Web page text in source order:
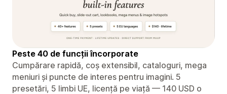
Peste 40 de funcții încorporate
Cumpărare rapidă, coș extensibil, cataloguri, mega
meniuri și puncte de interes pentru imagini. 5
presetări, 5 limbi UE, licență pe viață — 140 USD o